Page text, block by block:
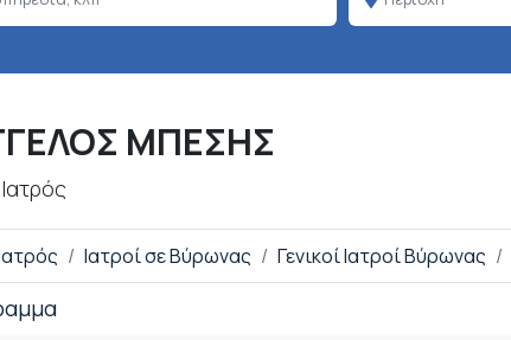
ΜΠΕΣΗΣ
Ιατροί σε Βύρωνας Γενικοί Ιατροί Βύρωνας